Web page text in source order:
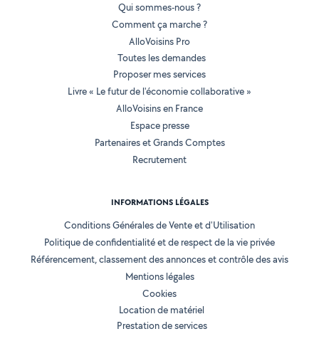
Qui sommes-nous ?
Comment ça marche ?
AlloVoisins Pro
Toutes les demandes
Proposer mes services
Livre « Le futur de l'économie collaborative »
AlloVoisins en France
Espace presse
Partenaires et Grands Comptes
Recrutement
INFORMATIONS LÉGALES
Conditions Générales de Vente et d'Utilisation
Politique de confidentialité et de respect de la vie privée
Référencement, classement des annonces et contrôle des avis
Mentions légales
Cookies
Location de matériel
Prestation de services